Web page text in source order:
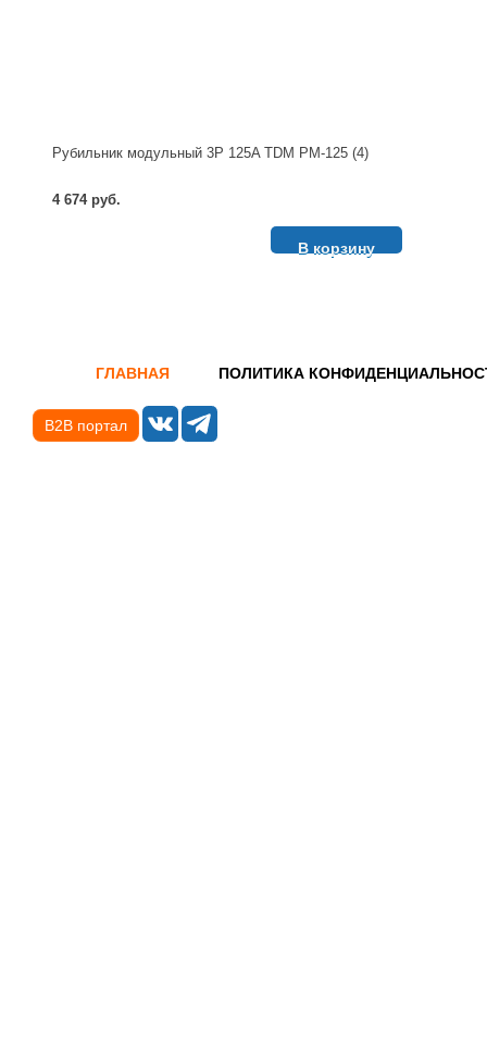
Рубильник модульный 3P 125A TDM РМ-125 (4)
4 674 руб.
В корзину
ГЛАВНАЯ ПОЛИТИКА
B2B портал